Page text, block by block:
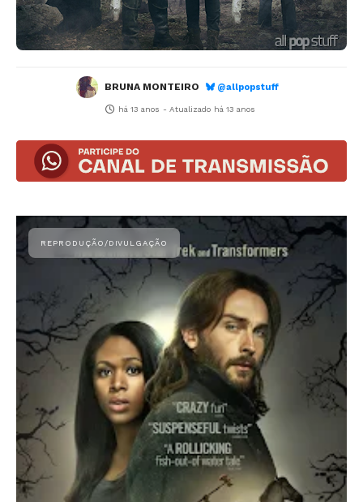
BRUNA MONTEIRO @allpopstuff
há 13 anos - Atualizado há 13 anos